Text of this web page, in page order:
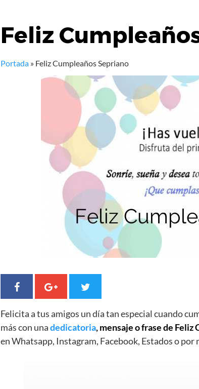
Feliz
Portada » Feliz Cumpleaños Sepriano
Felicita a tus amigos un día tan especial cuando
más con unadedicatoria, mensaje o frase de Feliz
en Whatsapp, Instagram, Facebook, Estados o por